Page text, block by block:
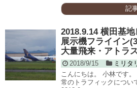
記
2018.9.14 横田基
展示機フライイン
大量飛来・アトラ
2018/9/15
ミリタ
こんにちは。 小林です
常のトラフィックについ